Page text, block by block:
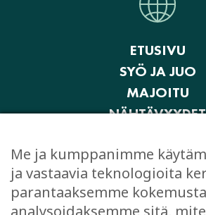
ETUSIVU
SYÖ JA JUO
MAJOITU
NÄHTÄVYYDET
OSTOKSET
JUHLI JA
Me ja kumppanimme
ja vastaavia teknologioita
parantaaksemme
analysoidaksemme sitä,